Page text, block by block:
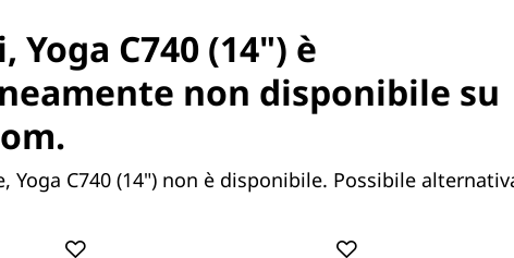
e da uno schermo ad
C740 35,56 cm (14’’)
anche in
C740 offre il sistema
ti garantisce
estremamente
Yoga C740 (14") è
non disponibile su
Yoga C740 (14") non è disponibile. Possibile